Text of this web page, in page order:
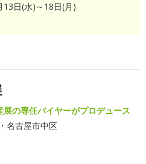
日(水)～18日(月)
展の専任バイヤーがプロデュース
名古屋市中区